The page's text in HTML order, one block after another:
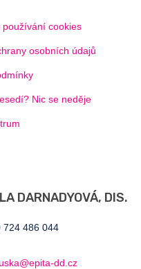
používání cookies
osobních údajů
Nic se neděje
DARNADYOVÁ, DIS.
724 486 044
dd.cz